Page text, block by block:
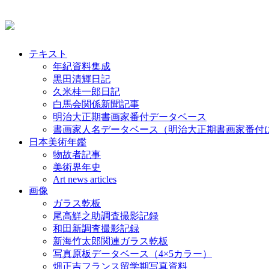
テキスト
年紀資料集成
黒田清輝日記
久米桂一郎日記
白馬会関係新聞記事
明治大正期書画家番付データベース
書画家人名データベース（明治大正期書画家番付
日本美術年鑑
物故者記事
美術界年史
Art news articles
画像
ガラス乾板
尾高鮮之助調査撮影記録
和田新調査撮影記録
新海竹太郎関連ガラス乾板
写真原板データベース（4×5カラー）
畑正吉フランス留学期写真資料